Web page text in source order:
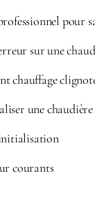
pour
sur une
chauffage
une
courants